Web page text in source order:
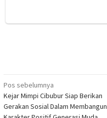
Navigasi
pos
Pos sebelumnya
Kejar Mimpi Cibubur Siap Berikan
Gerakan Sosial Dalam Membangun